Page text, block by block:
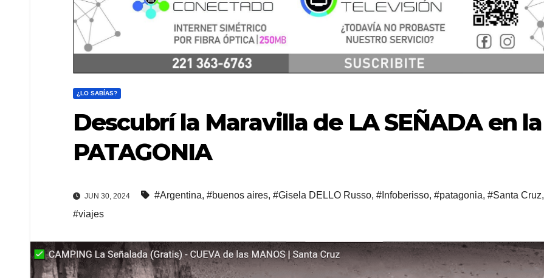
¿LO SABÍAS?
Descubrí la Maravilla de LA SEÑADA en la
PATAGONIA
JUN 30, 2024 #Argentina, #buenos aires, #Gisela DELLO Russo, #Infoberisso, #patagonia, #Santa Cruz,
#viajes